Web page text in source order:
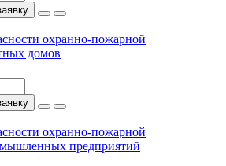
охранно-пожарной
домов
охранно-пожарной
предприятий